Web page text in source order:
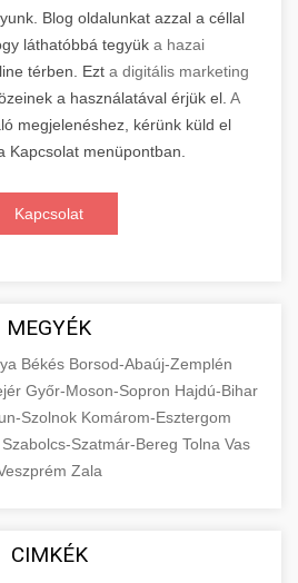
Blog oldalunkat azzal a céllal
láthatóbbá tegyük a hazai
térben. Ezt a digitális marketing
a használatával érjük el. A
megjelenéshez, kérünk küld el
Kapcsolat menüpontban.
Kapcsolat
MEGYÉK
Békés Borsod-Abaúj-Zemplén
Győr-Moson-Sopron Hajdú-Bihar
Szolnok Komárom-Esztergom
Szabolcs-Szatmár-Bereg Tolna Vas
Zala
CIMKÉK